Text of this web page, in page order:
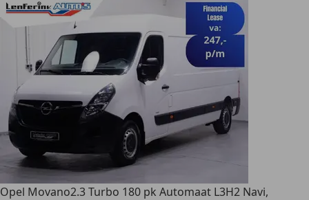
Opel Movano2.3 Turbo 180 pk Automaat L3H2 Navi,